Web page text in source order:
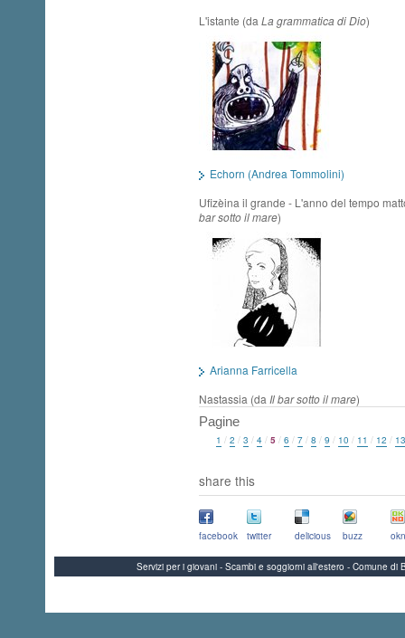
L'istante (da La grammatica di Dio)
Echorn (Andrea Tommolini)
Ufizèina il grande - L'anno del tempo
bar sotto il mare)
Arianna Farricella
Nastassia (da Il bar sotto il mare)
Pagine
1 / 2 / 3 / 4 / 5 / 6 / 7 / 8 / 9 / 10 / 11 / 12 / 13
share this
facebook twitter delicious buzz
Servizi per i giovani - Scambi e soggiorni all'estero - Comune